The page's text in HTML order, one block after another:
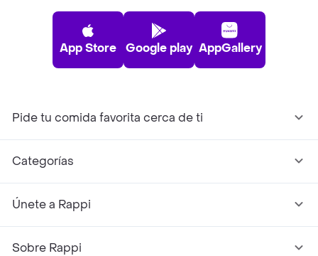
App Store Google play AppGallery
Pide tu comida favorita cerca de ti
Categorías
Únete a Rappi
Sobre Rappi